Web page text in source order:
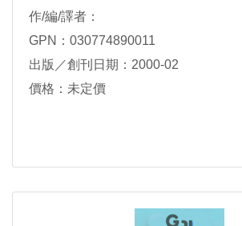
作/編/譯者：
GPN：030774890011
出版／創刊日期：2000-02
價格：未定價